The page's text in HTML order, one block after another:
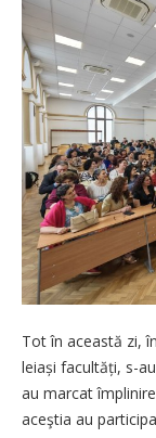
Tot în această zi,
leiași facultăți, s-
au marcat
aceş­tia au